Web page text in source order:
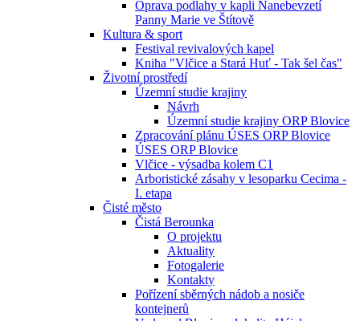
Oprava podlahy v kapli Nanebevzetí
Panny Marie ve Štítově
Kultura & sport
Festival revivalových kapel
Kniha "Vlčice a Stará Huť - Tak šel čas"
Životní prostředí
Územní studie krajiny
Návrh
Územní studie krajiny ORP Blovice
Zpracování plánu ÚSES ORP Blovice
ÚSES ORP Blovice
Vlčice - výsadba kolem C1
Arboristické zásahy v lesoparku Cecima -
I. etapa
Čisté město
Čistá Berounka
O projektu
Aktuality
Fotogalerie
Kontakty
Pořízení sběrných nádob a nosiče
kontejnerů